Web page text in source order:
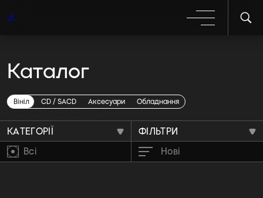
Каталог
Вініл CD / SACD Аксесуари Обладнання
Rockabilly
КАТЕГОРІЇ
ФІЛЬТРИ
Всі
Нові